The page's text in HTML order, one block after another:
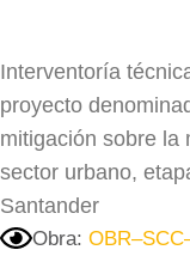
Interventoría
proyecto
mitigación sobre la
sector urbano,
Santander
Obra: